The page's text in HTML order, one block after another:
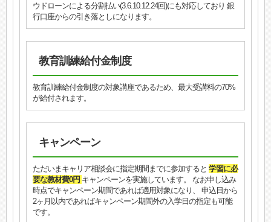
ウドローンによる分割払い(3.6.10.12.24回)にも対応しており 銀
行口座からの引き落としになります。
教育訓練給付金制度
教育訓練給付金制度の対象講座であるため、最大受講料の70%
が給付されます。
キャンペーン
ただいまキャリア相談会に指定期間までに参加すると 学習に必
要な教材費0円 キャンペーンを実施しています。 なお申し込み
時点でキャンペーン期間であれば適用対象になり、 申込日から
2ヶ月以内であればキャンペーン期間外の入学日の指定も可能
です。